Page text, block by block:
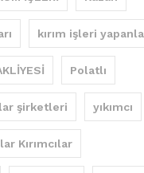
kırım işleri
Polatlı
şirketleri yıkımcı
Kırımcılar